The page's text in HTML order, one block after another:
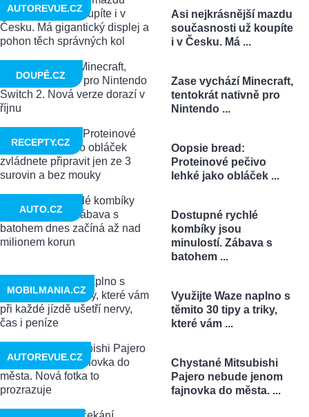
Asi nejkrásnější mazdu
současnosti už koupíte
i v Česku. Má ...
AUTOREVUE.CZ
Zase vychází Minecraft,
tentokrát nativně pro
Nintendo ...
DOUPĚ.CZ
Oopsie bread:
Proteinové pečivo
lehké jako obláček ...
RECEPTY.CZ
Dostupné rychlé
kombíky jsou
minulostí. Zábava s
batohem ...
AUTO.CZ
Využijte Waze naplno s
těmito 30 tipy a triky,
které vám ...
MOBILMANIA.CZ
Chystané Mitsubishi
Pajero nebude jenom
fajnovka do města. ...
AUTOREVUE.CZ